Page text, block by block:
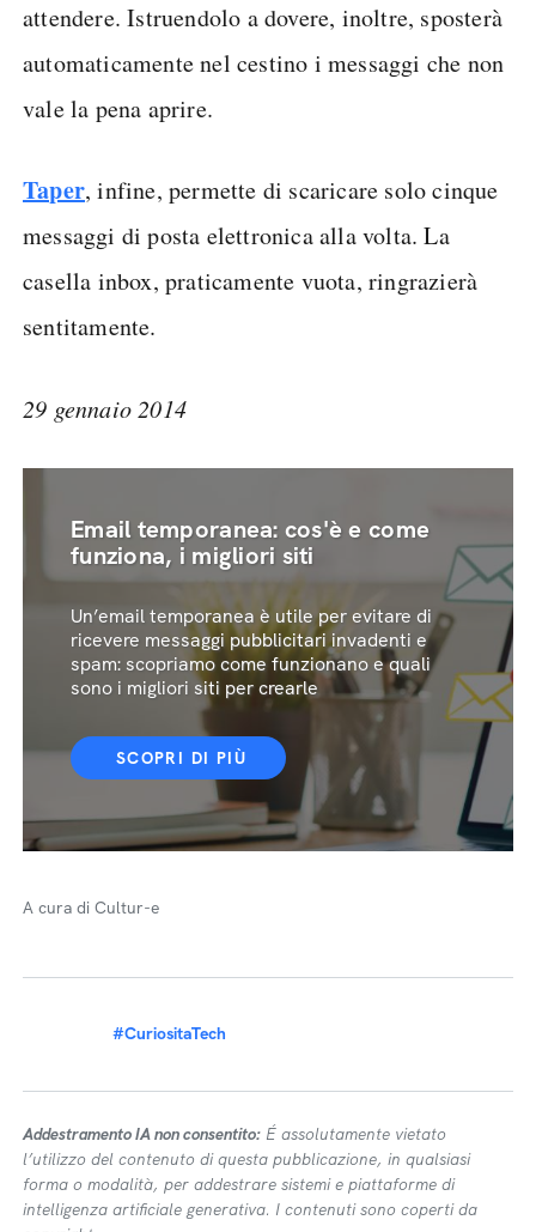
attendere. Istruendolo a dovere, inoltre, sposterà
automaticamente nel cestino i messaggi che non
vale la pena aprire.
Taper, infine, permette di scaricare solo cinque
messaggi di posta elettronica alla volta. La
casella inbox, praticamente vuota, ringrazierà
sentitamente.
29 gennaio 2014
Email temporanea: cos'è e come
funziona, i migliori siti
Un’email temporanea è utile per evitare di
ricevere messaggi pubblicitari invadenti e
spam: scopriamo come funzionano e quali
sono i migliori siti per crearle
SCOPRI DI PIÙ
A cura di Cultur-e
#CuriositaTech
Addestramento IA non consentito: É assolutamente vietato
l’utilizzo del contenuto di questa pubblicazione, in qualsiasi
forma o modalità, per addestrare sistemi e piattaforme di
intelligenza artificiale generativa. I contenuti sono coperti da